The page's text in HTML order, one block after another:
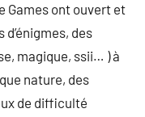
Games ont ouvert et
des
magique, ssii… ) à
nature, des
de difficulté